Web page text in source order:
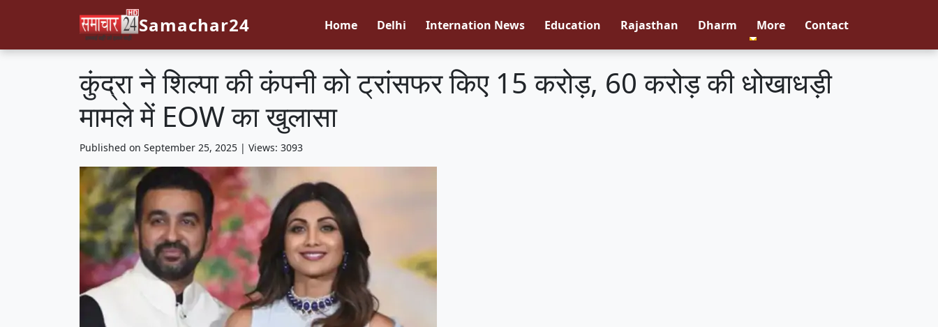
Samachar24 Home Delhi Internation News Education Rajasthan Dharm More Contact
कुंद्रा ने शिल्पा की कंपनी को ट्रांसफर किए 15 करोड़, 60 करोड़ की धोखाधड़ी
मामले में EOW का खुलासा
Published on September 25, 2025 | Views: 3093